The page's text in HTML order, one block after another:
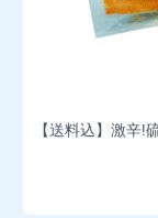
【送料込】激辛!